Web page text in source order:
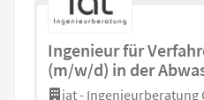
Ingenieur für
(m/w/d) in der
iat - Ingenieurberatung